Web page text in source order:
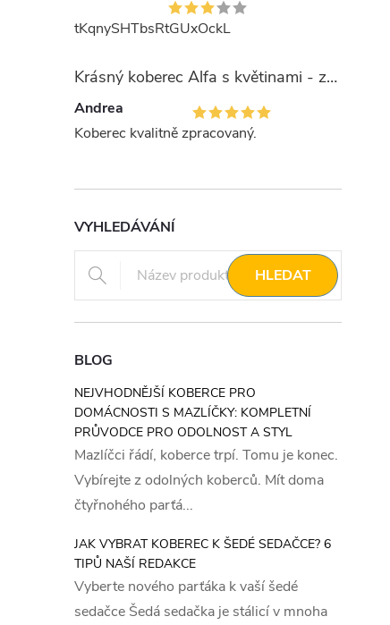
tKqnySHTbsRtGUxOckL
Krásný koberec Alfa s květinami - zelený
Andrea
Koberec kvalitně zpracovaný.
VYHLEDÁVÁNÍ
HLEDAT
BLOG
NEJVHODNĚJŠÍ KOBERCE PRO
DOMÁCNOSTI S MAZLÍČKY: KOMPLETNÍ
PRŮVODCE PRO ODOLNOST A STYL
Mazlíčci řádí, koberce trpí. Tomu je konec.
Vybírejte z odolných koberců. Mít doma
čtyřnohého parťá...
JAK VYBRAT KOBEREC K ŠEDÉ SEDAČCE? 6
TIPŮ NAŠÍ REDAKCE
Vyberte nového parťáka k vaší šedé
sedačce Šedá sedačka je stálicí v mnoha